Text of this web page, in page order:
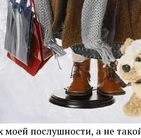
послушности, а не